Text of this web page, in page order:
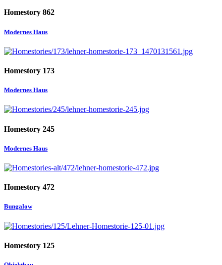
Homestory 862
Modernes Haus
Homestory 173
Modernes Haus
Homestory 245
Modernes Haus
Homestory 472
Bungalow
Homestory 125